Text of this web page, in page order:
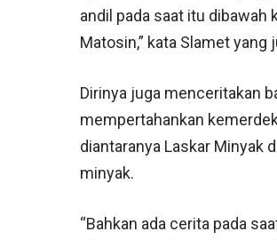
andil pada saat itu dibawah
Matosin,” kata Slamet
Dirinya juga menceritakan
mempertahankan
diantaranya Laskar Minyak
minyak.
“Bahkan ada cerita pada